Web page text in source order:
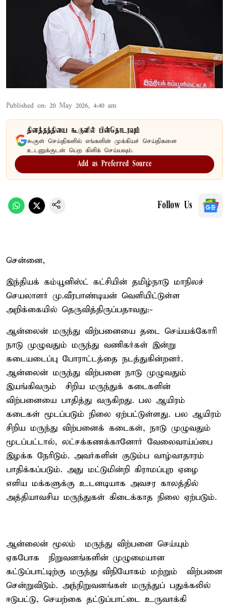
Published on: 20 May 2026, 4:40 am
தினத்தந்தியை கூகுளில் பின்தொடரவும்
கூகுள் செய்திகளில் எங்களின் முக்கியச் செய்திகளை
உடனுக்குடன் பெற கிளிக் செய்யவும்.
Add as Preferred Source
Follow Us
சென்னை,
இந்தியக் கம்யூனிஸ்ட் கட்சியின் தமிழ்நாடு மாநிலச்
செயலாளர் மு.வீரபாண்டியன் வெளியிட்டுள்ள
அறிக்கையில் தெருவித்திருப்பதாவது:-
ஆன்லைன் மருந்து விற்பனையை தடை செய்யக்கோரி
நாடு முழுவதும் மருந்து வணிகர்கள் இன்று
கடையடைப்பு போராட்டத்தை நடத்துகின்றனர்.
ஆன்லைன் மருந்து விற்பனை நாடு முழுவதும்
இயங்கிவரும் சிறிய மருந்துக் கடைகளின்
விற்பனையை பாதித்து வருகிறது. பல ஆயிரம்
கடைகள் மூடப்படும் நிலை ஏற்பட்டுள்ளது. பல ஆயிரம்
சிறிய மருந்து விற்பனைக் கடைகள், நாடு முழுவதும்
மூடப்பட்டால், லட்சக்கணக்கானோர் வேலைவாய்ப்பை
இழக்க நேரிடும். அவர்களின் குடும்ப வாழ்வாதாரம்
பாதிக்கப்படும். அது மட்டுமின்றி கிராமப்புற ஏழை
எளிய மக்களுக்கு உடனடியாக அவசர காலத்தில்
அத்தியாவசிய மருந்துகள் கிடைக்காத நிலை ஏற்படும்.
ஆன்லைன் மூலம் மருந்து விற்பனை செய்யும்
ஏகபோக நிறுவனங்களின் முழுமையான
கட்டுப்பாட்டிற்கு மருந்து விநியோகம் மற்றும் விற்பனை
சென்றுவிடும். அந்நிறுவனங்கள் மருந்துப் பதுக்கலில்
ஈடுபட்டு, செயற்கை தட்டுப்பாட்டை உருவாக்கி